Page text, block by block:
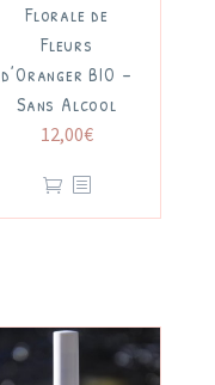
Florale de
Fleurs
d’Oranger BIO –
Sans Alcool
12,00€